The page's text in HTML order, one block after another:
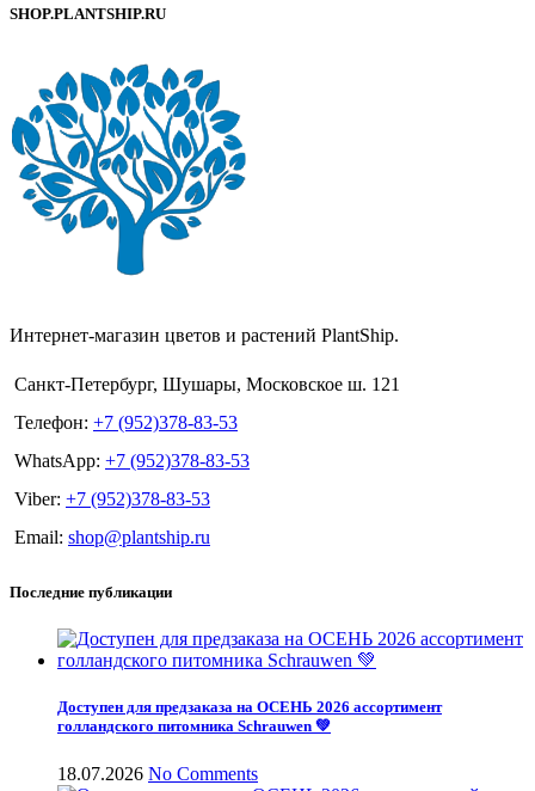
SHOP.PLANTSHIP.RU
Интернет-магазин цветов и растений PlantShip.
Санкт-Петербург, Шушары, Московское ш. 121
Телефон: +7 (952)378-83-53
WhatsApp: +7 (952)378-83-53
Viber: +7 (952)378-83-53
Email: shop@plantship.ru
Последние публикации
Доступен для предзаказа на ОСЕНЬ 2026 ассортимент
голландского питомника Schrauwen 💚
18.07.2026 No Comments